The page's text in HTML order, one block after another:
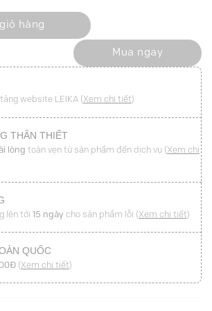
hàng
Mua ngay
website LEIKA (Xem chi tiết)
THÂN THIẾT
lòng toàn vẹn từ sản phẩm đến dịch vụ (Xem chi
lên tới 15 ngày cho sản phẩm lỗi (Xem chi tiết)
QUỐC
(Xem chi tiết)